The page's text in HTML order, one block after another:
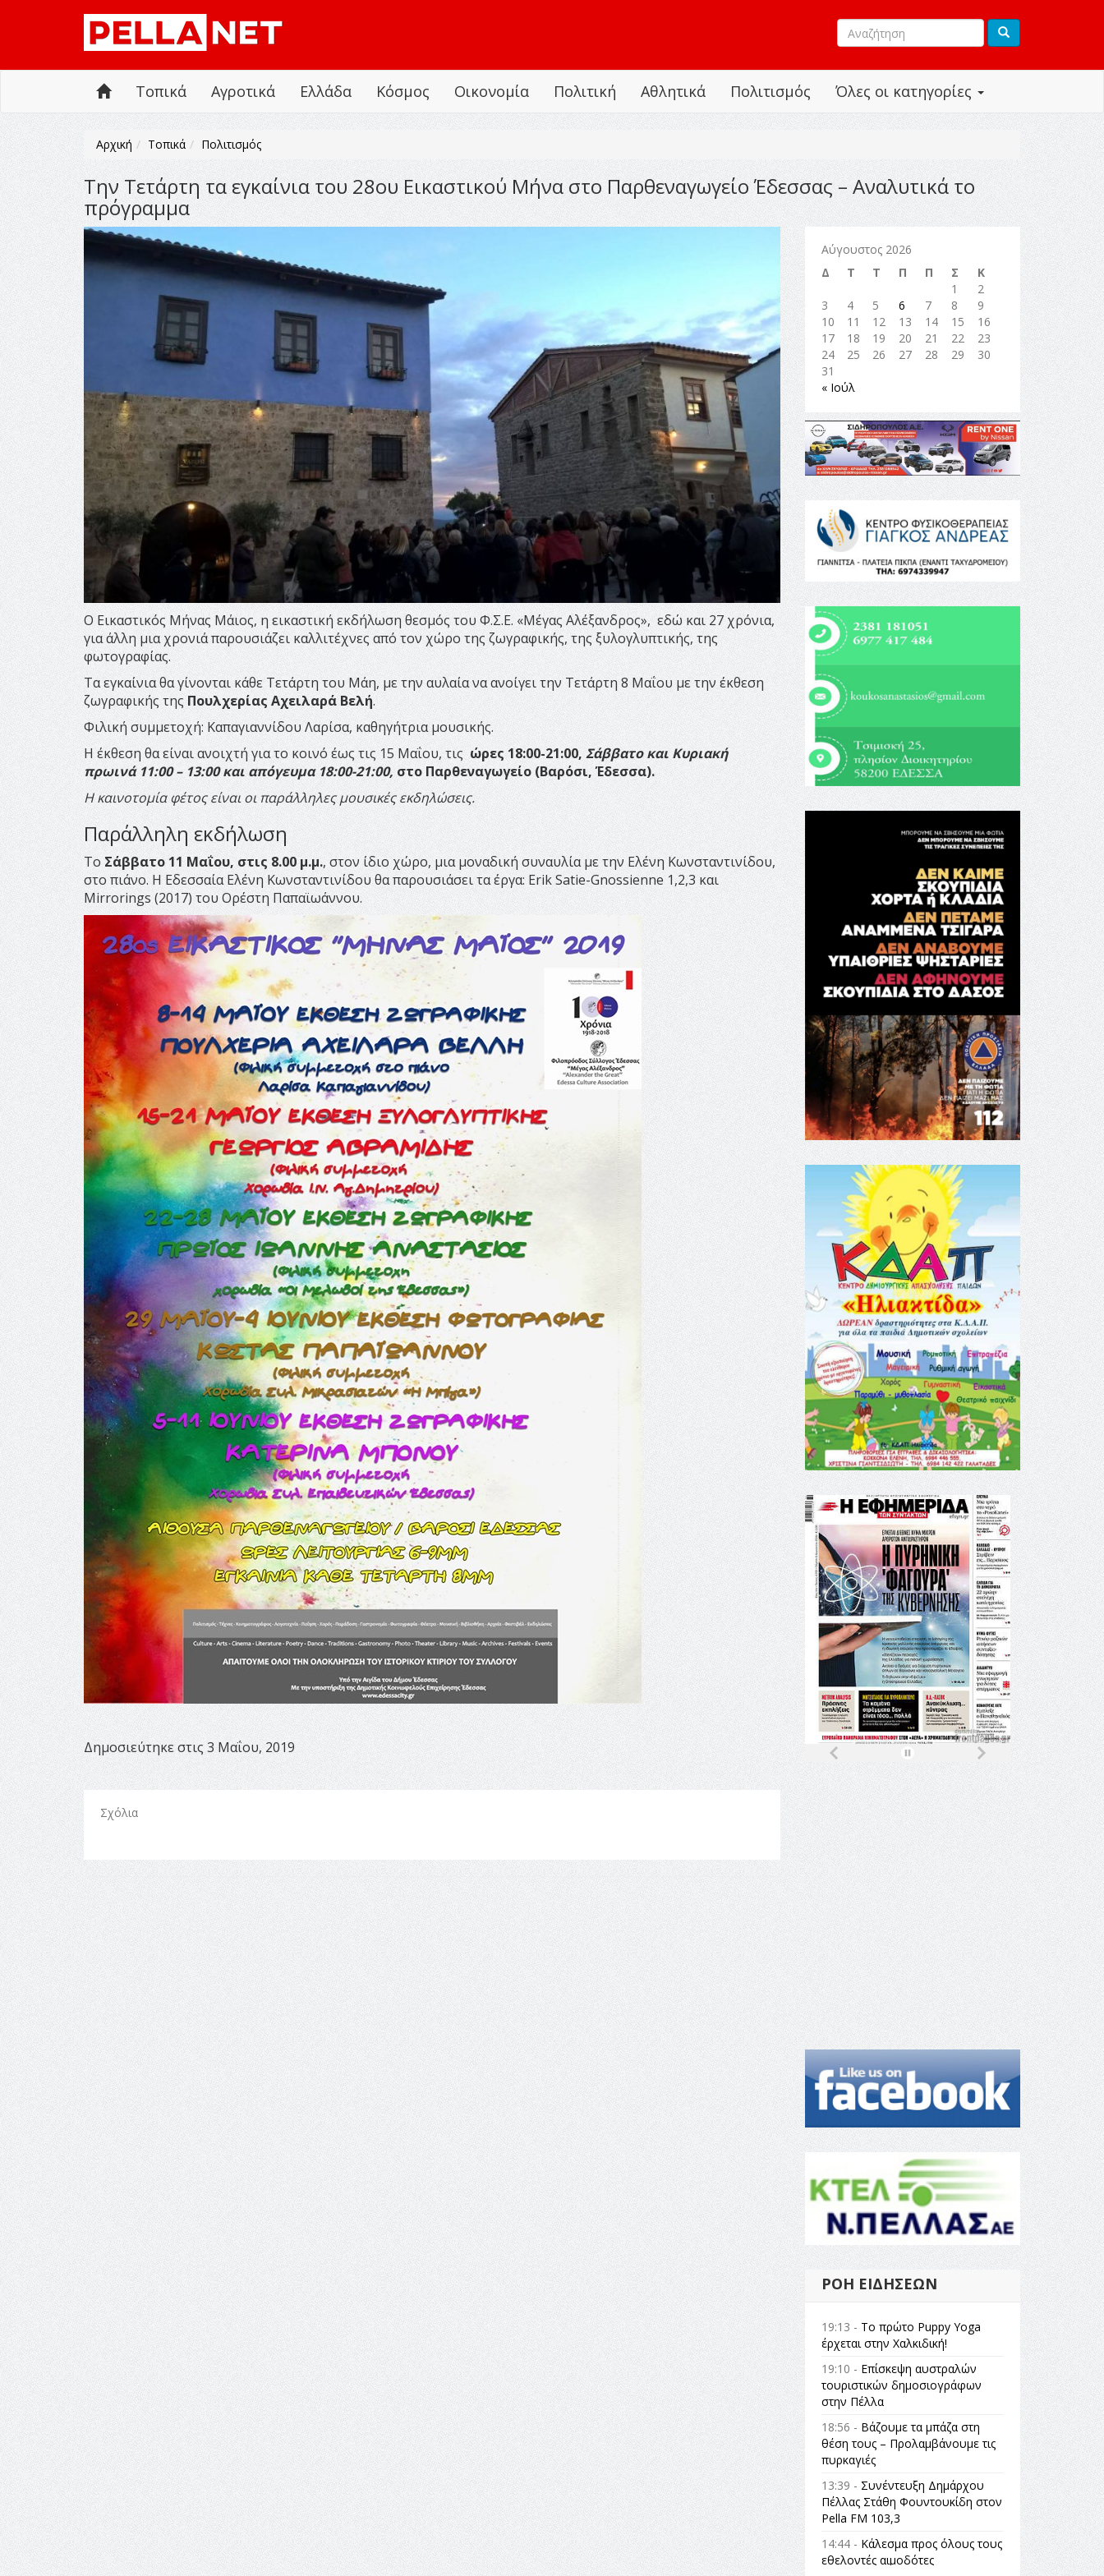
Όλες οι κατηγορίες
Τοπικά Αγροτικά Ελλάδα Κόσμος Οικονομία Πολιτική Αθλητικά Πολιτισμός
Αρχική Τοπικά Πολιτισμός
Την Τετάρτη τα εγκαίνια του 28ου Εικαστικού Μήνα στο Παρθεναγωγείο Έδεσσας – Αναλυτικά το
πρόγραμμα
Ο Εικαστικός Μήνας Μάιος, η εικαστική εκδήλωση θεσμός του Φ.Σ.Ε. «Μέγας Αλέξανδρος», εδώ και 27 χρόνια,
για άλλη μια χρονιά παρουσιάζει καλλιτέχνες από τον χώρο της ζωγραφικής, της ξυλογλυπτικής, της
φωτογραφίας.
Τα εγκαίνια θα γίνονται κάθε Τετάρτη του Μάη, με την αυλαία να ανοίγει την Τετάρτη 8 Μαΐου με την έκθεση
ζωγραφικής της Πουλχερίας Αχειλαρά Βελή.
Φιλική συμμετοχή: Καπαγιαννίδου Λαρίσα, καθηγήτρια μουσικής.
Η έκθεση θα είναι ανοιχτή για το κοινό έως τις 15 Μαΐου, τις ώρες 18:00-21:00, Σάββατο και Κυριακή
πρωινά 11:00 – 13:00 και απόγευμα 18:00-21:00,στο Παρθεναγωγείο (Βαρόσι, Έδεσσα).
Η καινοτομία φέτος είναι οι παράλληλες μουσικές εκδηλώσεις.
Παράλληλη εκδήλωση
Το Σάββατο 11 Μαΐου, στις 8.00 μ.μ., στον ίδιο χώρο, μια μοναδική συναυλία με την Ελένη Κωνσταντινίδου,
στο πιάνο. Η Εδεσσαία Ελένη Κωνσταντινίδου θα παρουσιάσει τα έργα: Erik Satie-Gnossienne 1,2,3 και
Mirrorings (2017) του Ορέστη Παπαϊωάννου.
Δημοσιεύτηκε στις 3 Μαΐου, 2019
Σχόλια
Αύγουστος 2026
Δ
Τ Τ Π Π Σ
Κ
1
2
3
4 5 6 7 8
9
10
11 12 13 14 15
16
17
18 19 20 21 22
23
24
25 26 27 28 29
30
31
« Ιούλ
ΡΟΉ ΕΙΔΉΣΕΩΝ
19:13 - Το πρώτο Puppy Yoga
έρχεται στην Χαλκιδική!
19:10 - Επίσκεψη αυστραλών
τουριστικών δημοσιογράφων
στην Πέλλα
18:56 - Βάζουμε τα μπάζα στη
θέση τους – Προλαμβάνουμε τις
πυρκαγιές
13:39 - Συνέντευξη Δημάρχου
Πέλλας Στάθη Φουντουκίδη στον
Pella FM 103,3
14:44 - Κάλεσμα προς όλους τους
εθελοντές αιμοδότες